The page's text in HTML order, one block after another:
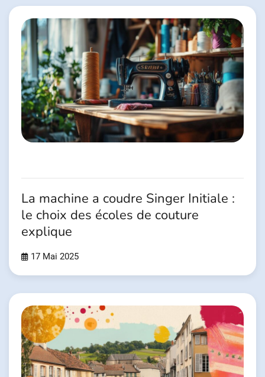
La machine a coudre Singer Initiale :
le choix des écoles de couture
explique
17 Mai 2025